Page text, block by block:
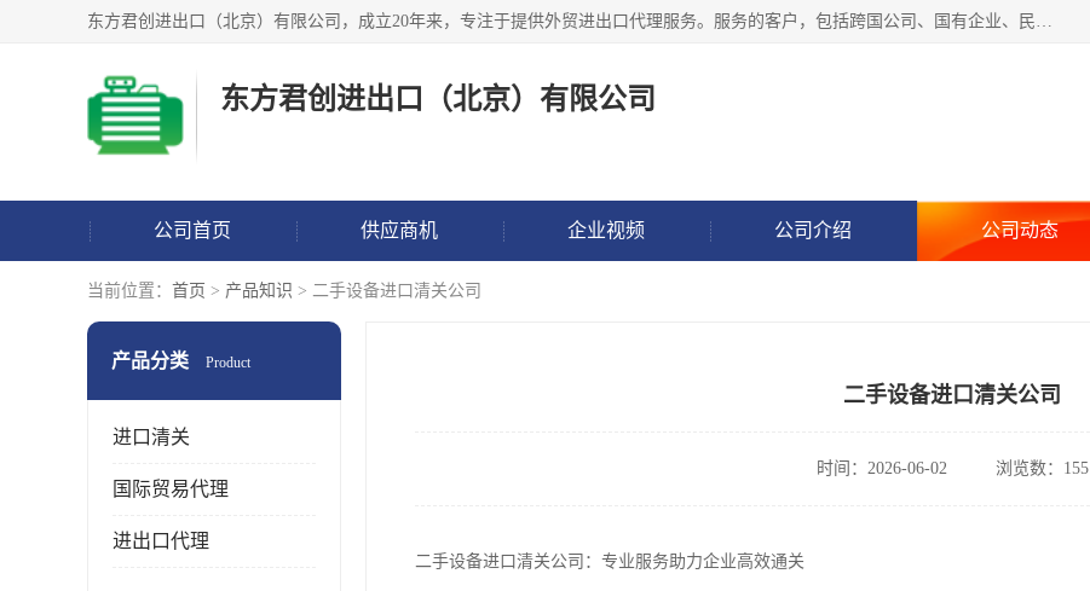
东方君创进出口（北京）有限公司，成立20年来，专注于提供外贸进出口代理服务。服务的客户，包括跨国公司、国有企业、民营企业等。作为的综合性外贸企业，公司拥有一支精通进出口贸易的团队，从事各类商品和技术的进口清关代理报关。进出口商品涉及20多个大类、上千个品种，贸易客户遍布世界各个国家和地区。
东方君创进出口（北京）有限公司
公司首页 供应商机 企业视频 公司介绍 公司动态
当前位置： 首页 > 产品知识 > 二手设备进口清关公司
产品分类 Product
进口清关
国际贸易代理
进出口代理
二手设备进口清关公司
时间：2026-06-02 浏览数：155
二手设备进口清关公司：专业服务助力企业高效通关